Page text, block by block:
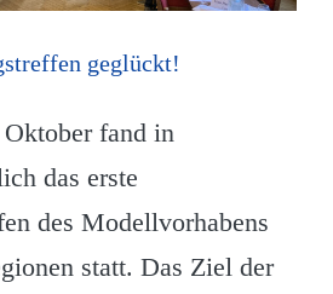
geglückt!
fand in
das erste
des Modellvorhabens
statt. Das Ziel der